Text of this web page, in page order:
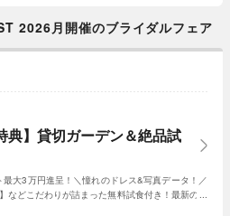
2026月開催のブライダルフェア
典】貸切ガーデン＆絶品試
最大3万円進呈！＼憧れのドレス&写真データ！／
どこだわりが詰まった無料試食付き！最新のマ